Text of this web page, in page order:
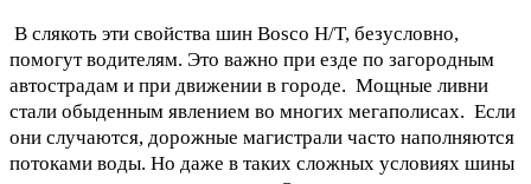
В слякоть эти свойства шин Bosco H/T, безусловно,
помогут водителям. Это важно при езде по загородным
автострадам и при движении в городе. Мощные ливни
стали обыденным явлением во многих мегаполисах. Если
они случаются, дорожные магистрали часто наполняются
потоками воды. Но даже в таких сложных условиях шины